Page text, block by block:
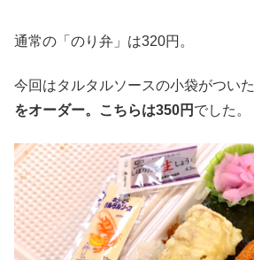
通常の「のり弁」は320円。
今回はタルタルソースの小袋がついた
をオーダー。こちらは350円 でした。